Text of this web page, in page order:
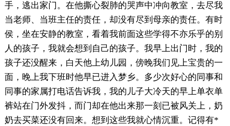
手，逃出家门。在他撕心裂肺的哭声中冲向教室，去尽我
当老师、当班主任的责任，却没有尽到母亲的责任。有时
侯，坐在安静的教室，看着我前面这些学得不亦乐乎的别
人的孩子，我就会想到自己的孩子。我早上出门时，我的
孩子还没醒来，白天他上幼儿园，傍晚我们见上宝贵的一
面，晚上我下班时他早已进入梦乡。多少次好心的同事和
同事的家属打电话告诉我，我的儿子大冷天的早上单衣单
裤站在门外发抖，而门却在他出来那一刻已被风关上，奶
奶去买菜还没有回来。想到这些我就心情沉重。记得有*